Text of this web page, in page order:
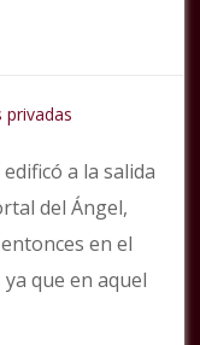
privadas
a la salida
del Ángel,
en el
que en aquel